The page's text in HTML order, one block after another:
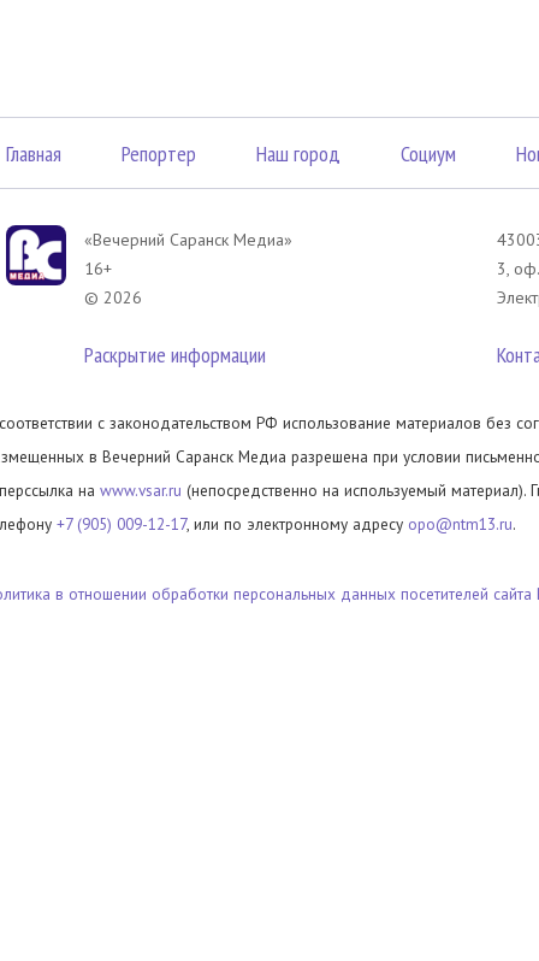
Главная Репортер Наш город Социум
«Вечерний Саранск Mедиа»
16+
© 2026
Раскрытие информации
3,
с законодательством РФ использование материалов без
в Вечерний Саранск Медиа разрешена при условии
на www.vsar.ru (непосредственно на используемый материал).
+7 (905) 009-12-17, или по электронному адресу opo@ntm13.ru.
в отношении обработки персональных данных посетителей